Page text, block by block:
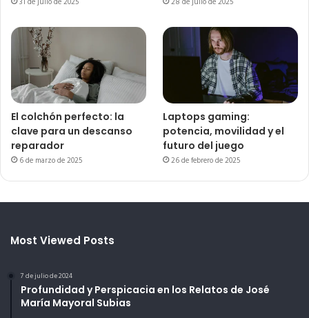
El colchón perfecto: la
clave para un descanso
reparador
6 de marzo de 2025
Laptops gaming:
potencia, movilidad y el
futuro del juego
26 de febrero de 2025
Most Viewed Posts
7 de julio de 2024
Profundidad y Perspicacia en los Relatos de José
María Mayoral Subias